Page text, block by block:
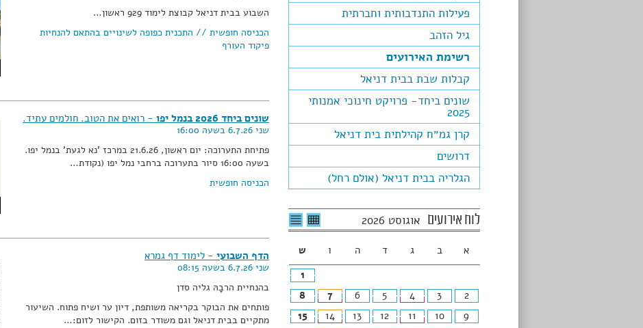
פעילות התנדבותית וחברתית
גיל הזהב
רשימת האירועים
קבלות שבת בבית דניאל
שונים ביחד- פרויקט חינוכי אמנותי
2025
קרן גמ״ח קהילתית בית דניאל
דרושים
הגלריה בבית דניאל (אולם רחל)
לוח אירועים אוגוסט 2026 לרשימת
האירועים
לצפיה
בטבלה
א ב ג ד ה ו
ש
1
2
3
4
5
6
7
8
9
10
11
12
13
14
15
השבוע בבית דניאל קבוצת לימוד 929 ראשון…
הכניסה חופשית // התכנית כפופה לשינויים בהתאם להנחיות
פיקוד העורף
שונים ביחד 2026 בנמל יפו - רואים את הטוב. חולמים עתיד.
שני 6.7.26 בשעה 16:00
פתיחת התערוכה: יום ראשון, 21.6.26 במרכז 'נא לגעת' בנמל יפו.
בשעה 16:00 סיור בתערוכה ברחבי נמל יפו (נקודת…
הכניסה חופשית
הדף השבועי - לימוד דף גמרא
שני 6.7.26 בשעה 08:15
בהנחיית הרבָהּ גליה סדן
פותחים את הבוקר בקריאה משותפת, דיון ער ושיח פתוח. השיעור
מתקיים בבית דניאל וגם משודר בזום. הקישור לזום:…